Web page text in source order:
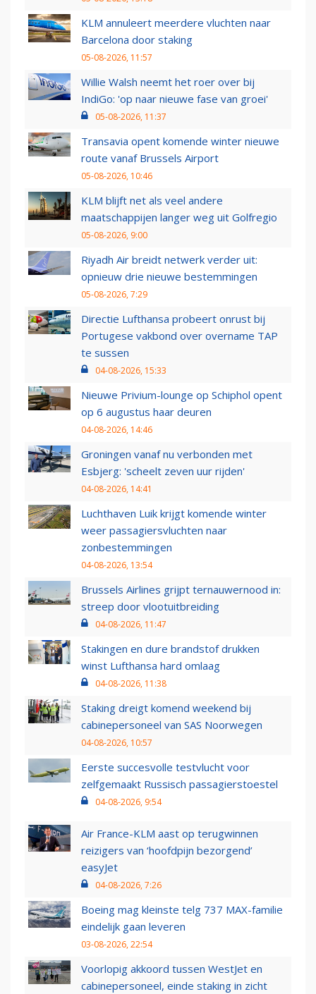
KLM annuleert meerdere vluchten naar
Barcelona door staking
05-08-2026, 11:57
Willie Walsh neemt het roer over bij
IndiGo: 'op naar nieuwe fase van groei'
05-08-2026, 11:37
Transavia opent komende winter nieuwe
route vanaf Brussels Airport
05-08-2026, 10:46
KLM blijft net als veel andere
maatschappijen langer weg uit Golfregio
05-08-2026, 9:00
Riyadh Air breidt netwerk verder uit:
opnieuw drie nieuwe bestemmingen
05-08-2026, 7:29
Directie Lufthansa probeert onrust bij
Portugese vakbond over overname TAP
te sussen
04-08-2026, 15:33
Nieuwe Privium-lounge op Schiphol opent
op 6 augustus haar deuren
04-08-2026, 14:46
Groningen vanaf nu verbonden met
Esbjerg: 'scheelt zeven uur rijden'
04-08-2026, 14:41
Luchthaven Luik krijgt komende winter
weer passagiersvluchten naar
zonbestemmingen
04-08-2026, 13:54
Brussels Airlines grijpt ternauwernood in:
streep door vlootuitbreiding
04-08-2026, 11:47
Stakingen en dure brandstof drukken
winst Lufthansa hard omlaag
04-08-2026, 11:38
Staking dreigt komend weekend bij
cabinepersoneel van SAS Noorwegen
04-08-2026, 10:57
Eerste succesvolle testvlucht voor
zelfgemaakt Russisch passagierstoestel
04-08-2026, 9:54
Air France-KLM aast op terugwinnen
reizigers van ‘hoofdpijn bezorgend’
easyJet
04-08-2026, 7:26
Boeing mag kleinste telg 737 MAX-familie
eindelijk gaan leveren
03-08-2026, 22:54
Voorlopig akkoord tussen WestJet en
cabinepersoneel, einde staking in zicht